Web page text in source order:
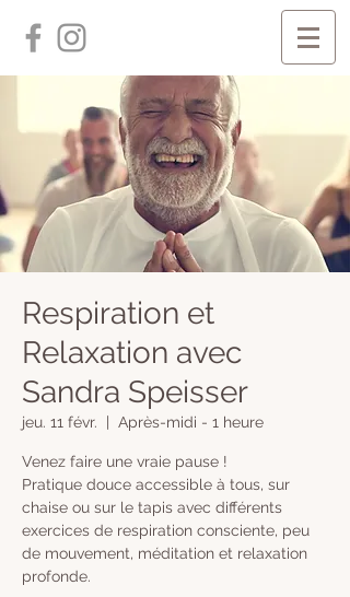
Respiration et
Relaxation avec
Sandra Speisser
jeu. 11 févr. Après-midi - 1 heure
Venez faire une vraie pause !
Pratique douce accessible à tous, sur
chaise ou sur le tapis avec différents
exercices de respiration consciente, peu
de mouvement, méditation et relaxation
profonde.